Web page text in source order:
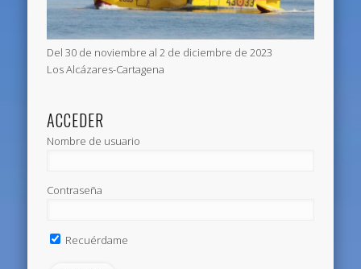
Del 30 de noviembre al 2 de diciembre de 2023
Los Alcázares-Cartagena
ACCEDER
Nombre de usuario
Contraseña
Recuérdame